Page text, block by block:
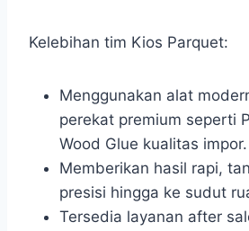
Kelebihan tim Kios Parquet:
Menggunakan alat
perekat premium seperti
Wood Glue kualitas impor.
Memberikan hasil rapi,
presisi hingga ke sudut
Tersedia layanan after